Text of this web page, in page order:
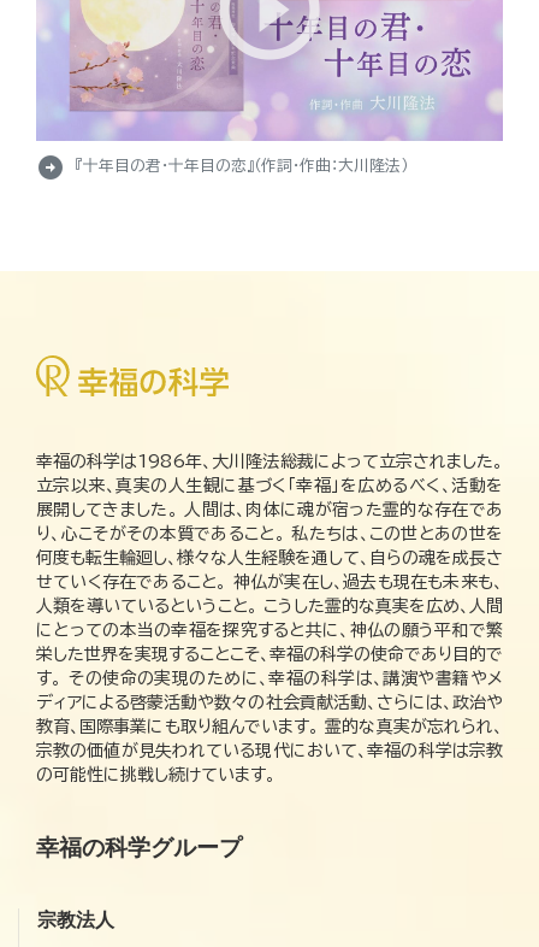
arrow_circle_right 『十年目の君・十年目の恋』（作詞・作曲：大川隆法）
幸福の科学は1986年、大川隆法総裁によって立宗されました。
立宗以来、真実の人生観に基づく「幸福」を広めるべく、活動を
展開してきました。 人間は、肉体に魂が宿った霊的な存在であ
り、心こそがその本質であること。 私たちは、この世とあの世を
何度も転生輪廻し、様々な人生経験を通して、自らの魂を成長さ
せていく存在であること。 神仏が実在し、過去も現在も未来も、
人類を導いているということ。 こうした霊的な真実を広め、人間
にとっての本当の幸福を探究すると共に、神仏の願う平和で繁
栄した世界を実現することこそ、幸福の科学の使命であり目的で
す。 その使命の実現のために、幸福の科学は、講演や書籍やメ
ディアによる啓蒙活動や数々の社会貢献活動、さらには、政治や
教育、国際事業にも取り組んでいます。 霊的な真実が忘れられ、
宗教の価値が見失われている現代において、幸福の科学は宗教
の可能性に挑戦し続けています。
幸福の科学グループ
宗教法人